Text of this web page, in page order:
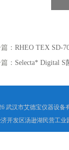
： RHEO TEX SD-
： Selecta* Digital S
武汉市艾德宝仪器设备
开发区汤逊湖民营工业